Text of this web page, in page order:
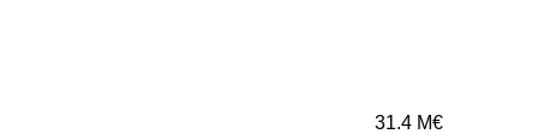
31.4 M€